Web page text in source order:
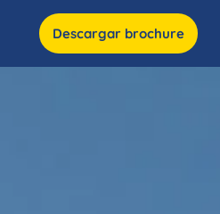
Descargar brochure